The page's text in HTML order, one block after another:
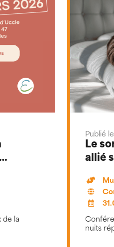
de la
Publié
Le
allié
nuits